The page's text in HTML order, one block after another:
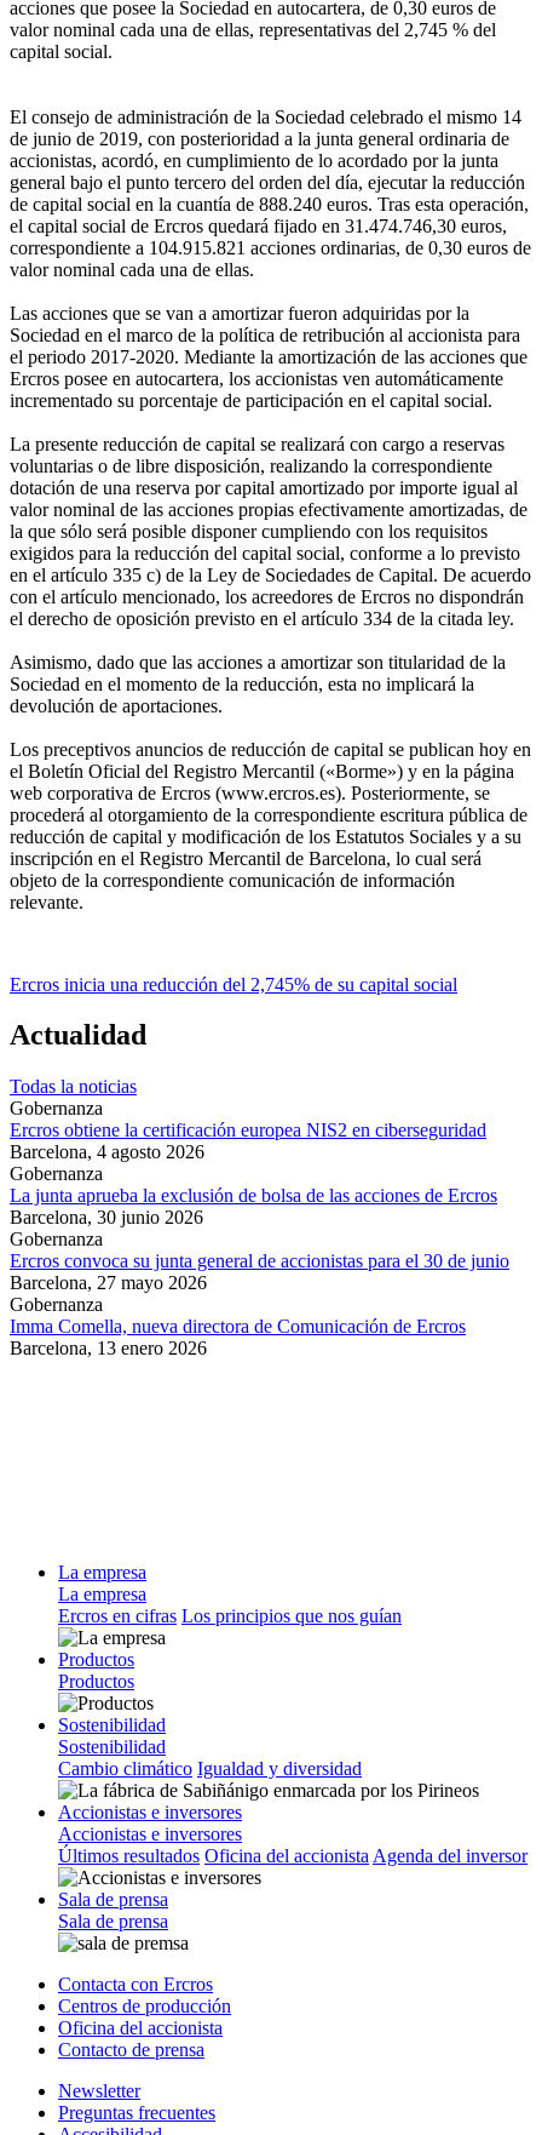
acciones que posee la Sociedad en autocartera, de 0,30 euros de
valor nominal cada una de ellas, representativas del 2,745 % del
capital social.
El consejo de administración de la Sociedad celebrado el mismo 14
de junio de 2019, con posterioridad a la junta general ordinaria de
accionistas, acordó, en cumplimiento de lo acordado por la junta
general bajo el punto tercero del orden del día, ejecutar la reducción
de capital social en la cuantía de 888.240 euros. Tras esta operación,
el capital social de Ercros quedará fijado en 31.474.746,30 euros,
correspondiente a 104.915.821 acciones ordinarias, de 0,30 euros de
valor nominal cada una de ellas.
Las acciones que se van a amortizar fueron adquiridas por la
Sociedad en el marco de la política de retribución al accionista para
el periodo 2017-2020. Mediante la amortización de las acciones que
Ercros posee en autocartera, los accionistas ven automáticamente
incrementado su porcentaje de participación en el capital social.
La presente reducción de capital se realizará con cargo a reservas
voluntarias o de libre disposición, realizando la correspondiente
dotación de una reserva por capital amortizado por importe igual al
valor nominal de las acciones propias efectivamente amortizadas, de
la que sólo será posible disponer cumpliendo con los requisitos
exigidos para la reducción del capital social, conforme a lo previsto
en el artículo 335 c) de la Ley de Sociedades de Capital. De acuerdo
con el artículo mencionado, los acreedores de Ercros no dispondrán
el derecho de oposición previsto en el artículo 334 de la citada ley.
Asimismo, dado que las acciones a amortizar son titularidad de la
Sociedad en el momento de la reducción, esta no implicará la
devolución de aportaciones.
Los preceptivos anuncios de reducción de capital se publican hoy en
el Boletín Oficial del Registro Mercantil («Borme») y en la página
web corporativa de Ercros (www.ercros.es). Posteriormente, se
procederá al otorgamiento de la correspondiente escritura pública de
reducción de capital y modificación de los Estatutos Sociales y a su
inscripción en el Registro Mercantil de Barcelona, lo cual será
objeto de la correspondiente comunicación de información
relevante.
Ercros inicia una reducción del 2,745% de su capital social
Actualidad
Todas la noticias
Gobernanza
Ercros obtiene la certificación europea NIS2 en ciberseguridad
Barcelona, 4 agosto 2026
Gobernanza
La junta aprueba la exclusión de bolsa de las acciones de Ercros
Barcelona, 30 junio 2026
Gobernanza
Ercros convoca su junta general de accionistas para el 30 de junio
Barcelona, 27 mayo 2026
Gobernanza
Imma Comella, nueva directora de Comunicación de Ercros
Barcelona, 13 enero 2026
La empresa
La empresa
Ercros en cifras Los principios que nos guían
Productos
Productos
Sostenibilidad
Sostenibilidad
Cambio climático Igualdad y diversidad
Accionistas e inversores
Accionistas e inversores
Últimos resultados Oficina del accionista Agenda del inversor
Sala de prensa
Sala de prensa
Contacta con Ercros
Centros de producción
Oficina del accionista
Contacto de prensa
Newsletter
Preguntas frecuentes